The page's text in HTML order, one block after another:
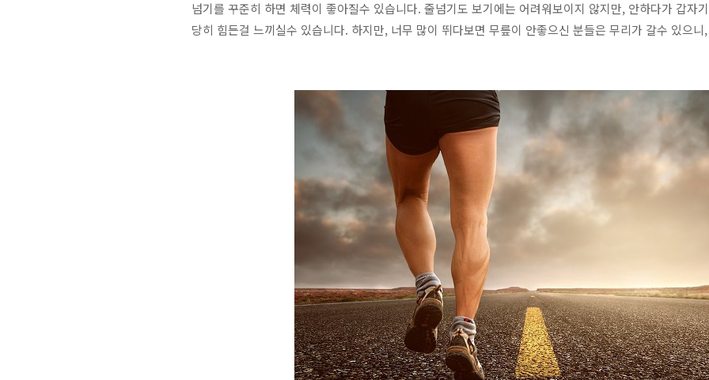
넘기를 꾸준히 하면 체력이 좋아질수 있습니다. 줄넘기도 보기에는 어려워보이지 않지만, 안하다가 갑자
당히 힘든걸 느끼실수 있습니다. 하지만, 너무 많이 뛰다보면 무릎이 안좋으신 분들은 무리가 갈수 있으